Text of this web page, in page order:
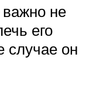
не
его
случае он